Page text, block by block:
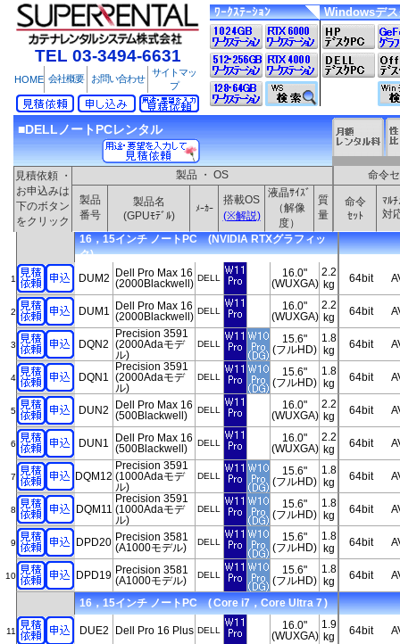
TEL 03-3494-6631
HOME 会社概要 お問い合わせ
サイトマッ
プ
ﾜｰｸｽﾃｰｼｮﾝ Windowsデス
■DELLノートPCレンタル
見積依頼 ・
お申込みは
下のボタン
をクリック
製品 ・ OS
命令
製品
番号
製品名
(GPUﾓﾃﾞﾙ)
ﾒｰｶｰ
搭載OS
(※解説)
液晶ｻｲｽﾞ
（解像
度）
質
量
命令
ｾｯﾄ
ﾏﾙ
対
16，15インチ ノートPC (NVIDIA RTXグラフィッ
ク)
1 DUM2
Dell Pro Max 16
(2000Blackwell) DELL
16.0"
(WUXGA)
2.2
kg
64bit
2 DUM1
Dell Pro Max 16
(2000Blackwell) DELL
16.0"
(WUXGA)
2.2
kg
64bit
3 DQN2
Precision 3591
(2000Adaモデ
ル)
DELL
15.6"
(フルHD)
1.8
kg
64bit
4 DQN1
Precision 3591
(2000Adaモデ
ル)
DELL
15.6"
(フルHD)
1.8
kg
64bit
5 DUN2
Dell Pro Max 16
(500Blackwell)
DELL
16.0"
(WUXGA)
2.2
kg
64bit
6 DUN1
Dell Pro Max 16
(500Blackwell)
DELL
16.0"
(WUXGA)
2.2
kg
64bit
7 DQM12
Precision 3591
(1000Adaモデ
ル)
DELL
15.6"
(フルHD)
1.8
kg
64bit
8 DQM11
Precision 3591
(1000Adaモデ
ル)
DELL
15.6"
(フルHD)
1.8
kg
64bit
9 DPD20 Precision 3581
(A1000モデル)
DELL
15.6"
(フルHD)
1.8
kg
64bit
10 DPD19 Precision 3581
(A1000モデル)
DELL
15.6"
(フルHD)
1.8
kg
64bit
16，15インチ ノートPC ( Core i7，Core Ultra 7 )
11 DUE2 Dell Pro 16 Plus DELL
16.0"
(WUXGA)
1.9
kg
64bit